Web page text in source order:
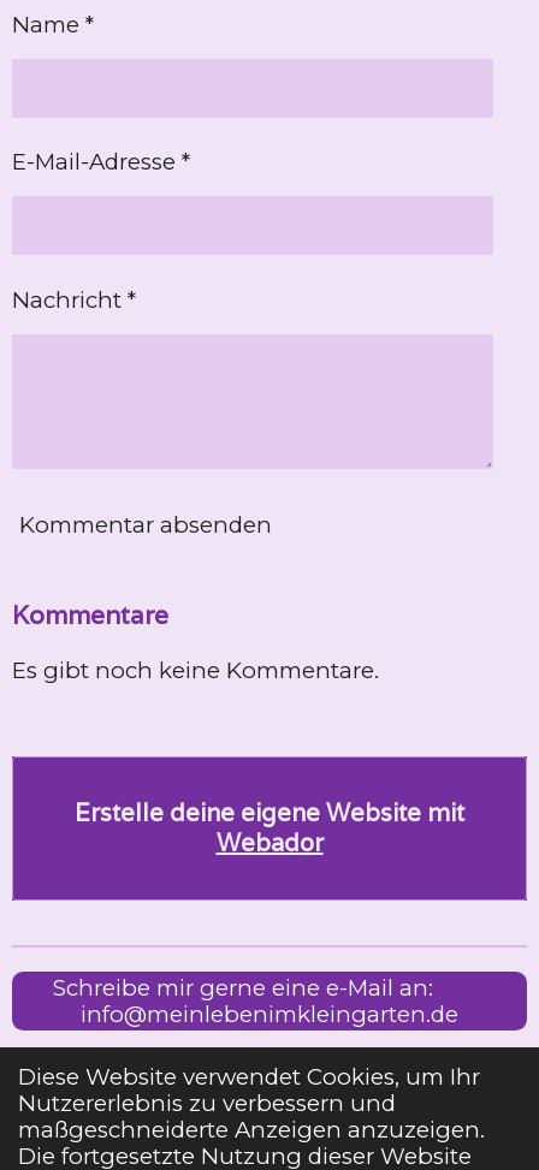
Diese Website verwendet Cookies, um Ihr
Nutzererlebnis zu verbessern und
maßgeschneiderte Anzeigen anzuzeigen.
Die fortgesetzte Nutzung dieser Website
n
Name *
E-Mail-Adresse *
Nachricht *
Kommentar absenden
Kommentare
Es gibt noch keine Kommentare.
Erstelle deine eigene Website mit
Webador
Schreibe mir gerne eine e-Mail an:
info@meinlebenimkleingarten.de
Impressum